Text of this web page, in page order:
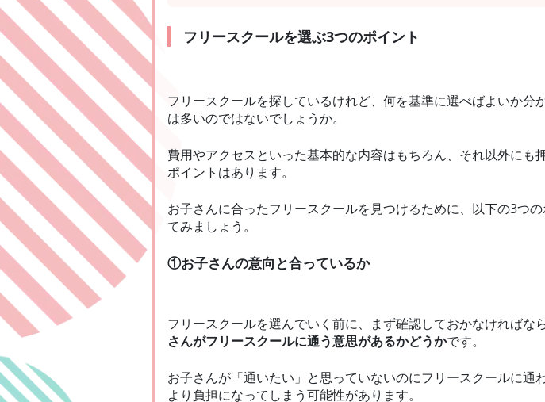
フリースクールを選ぶ3つのポイント
フリースクールを探しているけれど、何を基準に選べばよいか分
は多いのではないでしょうか。
費用やアクセスといった基本的な内容はもちろん、それ以外にも
ポイントはあります。
お子さんに合ったフリースクールを見つけるために、以下の3つ
てみましょう。
①お子さんの意向と合っているか
フリースクールを選んでいく前に、まず確認しておかなければな
さんがフリースクールに通う意思があるかどうかです。
お子さんが「通いたい」と思っていないのにフリースクールに通
より負担になってしまう可能性があります。